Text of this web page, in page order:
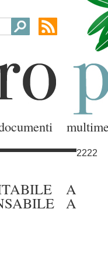
2222
A
A